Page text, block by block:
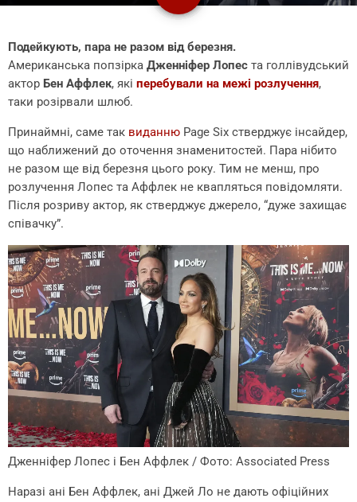
Подейкують, пара не разом від березня.
Американська попзірка Дженніфер Лопес та голлівудський
актор Бен Аффлек, які перебували на межі розлучення,
таки розірвали шлюб.
Принаймні, саме так виданню Page Six стверджує інсайдер,
що наближений до оточення знаменитостей. Пара нібито
не разом ще від березня цього року. Тим не менш, про
розлучення Лопес та Аффлек не квапляться повідомляти.
Після розриву актор, як стверджує джерело, “дуже захищає
співачку”.
Дженніфер Лопес і Бен Аффлек / Фото: Associated Press
Наразі ані Бен Аффлек, ані Джей Ло не дають офіційних